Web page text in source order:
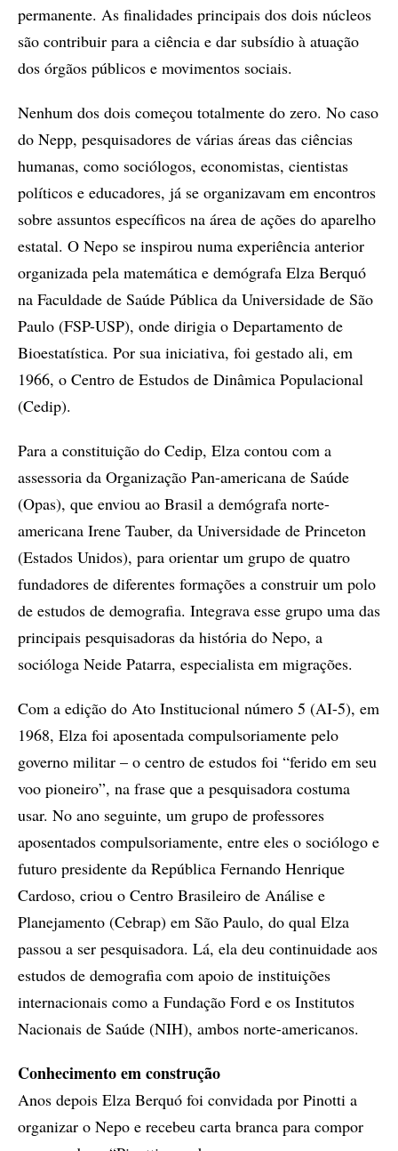
permanente. As finalidades principais dos dois núcleos
são contribuir para a ciência e dar subsídio à atuação
dos órgãos públicos e movimentos sociais.
Nenhum dos dois começou totalmente do zero. No caso
do Nepp, pesquisadores de várias áreas das ciências
humanas, como sociólogos, economistas, cientistas
políticos e educadores, já se organizavam em encontros
sobre assuntos específicos na área de ações do aparelho
estatal. O Nepo se inspirou numa experiência anterior
organizada pela matemática e demógrafa Elza Berquó
na Faculdade de Saúde Pública da Universidade de São
Paulo (FSP-USP), onde dirigia o Departamento de
Bioestatística. Por sua iniciativa, foi gestado ali, em
1966, o Centro de Estudos de Dinâmica Populacional
(Cedip).
Para a constituição do Cedip, Elza contou com a
assessoria da Organização Pan-americana de Saúde
(Opas), que enviou ao Brasil a demógrafa norte-
americana Irene Tauber, da Universidade de Princeton
(Estados Unidos), para orientar um grupo de quatro
fundadores de diferentes formações a construir um polo
de estudos de demografia. Integrava esse grupo uma das
principais pesquisadoras da história do Nepo, a
socióloga Neide Patarra, especialista em migrações.
Com a edição do Ato Institucional número 5 (AI-5), em
1968, Elza foi aposentada compulsoriamente pelo
governo militar – o centro de estudos foi “ferido em seu
voo pioneiro”, na frase que a pesquisadora costuma
usar. No ano seguinte, um grupo de professores
aposentados compulsoriamente, entre eles o sociólogo e
futuro presidente da República Fernando Henrique
Cardoso, criou o Centro Brasileiro de Análise e
Planejamento (Cebrap) em São Paulo, do qual Elza
passou a ser pesquisadora. Lá, ela deu continuidade aos
estudos de demografia com apoio de instituições
internacionais como a Fundação Ford e os Institutos
Nacionais de Saúde (NIH), ambos norte-americanos.
Conhecimento em construção
Anos depois Elza Berquó foi convidada por Pinotti a
organizar o Nepo e recebeu carta branca para compor